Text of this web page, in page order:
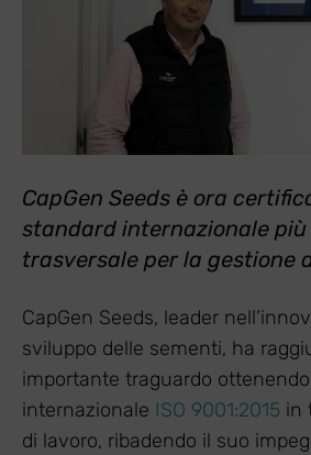
CapGen Seeds è ora
standard internazionale
trasversale per la gestione
CapGen Seeds, leader
sviluppo delle sementi, ha
importante traguardo
internazionale ISO 9001:2015 in
di lavoro, ribadendo il suo